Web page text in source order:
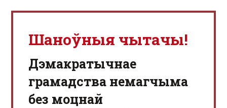
Шаноўныя чытачы!
Дэмакратычнае
грамадства немагчыма
без моцнай